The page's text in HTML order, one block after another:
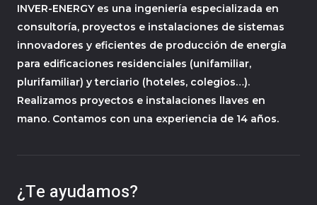
INVER-ENERGY es una ingeniería especializada en
consultoría, proyectos e instalaciones de sistemas
innovadores y eficientes de producción de energía
para edificaciones residenciales (unifamiliar,
plurifamiliar) y terciario (hoteles, colegios…).
Realizamos proyectos e instalaciones llaves en
mano. Contamos con una experiencia de 14 años.
¿Te ayudamos?